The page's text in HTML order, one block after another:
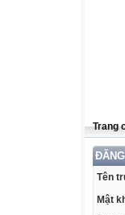
Trang
Tên
Mật